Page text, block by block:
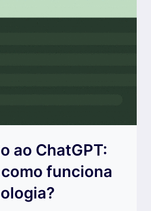
ao ChatGPT:
como funciona